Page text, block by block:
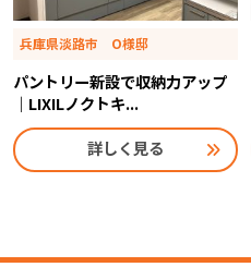
兵庫県淡路市 O様邸
パントリー新設で収納力アップ
｜LIXILノクトキ...
詳しく見る